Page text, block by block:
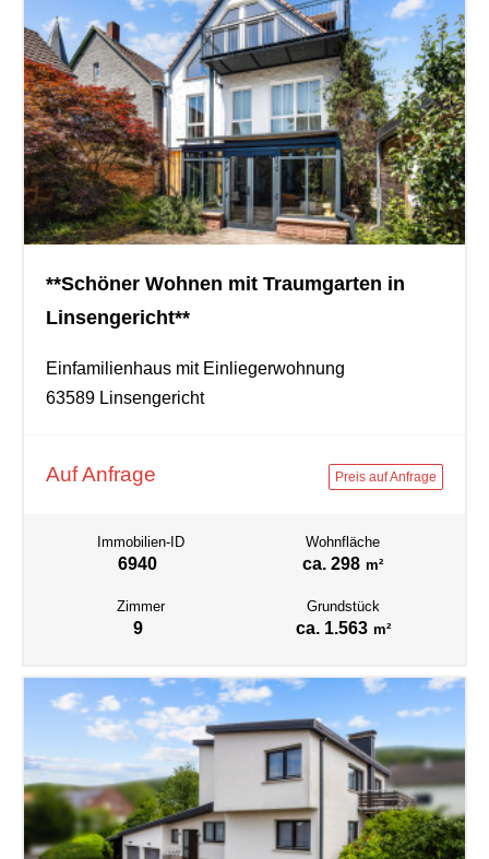
**Schöner Wohnen mit Traumgarten in
Linsengericht**
Einfamilienhaus mit Einliegerwohnung
63589 Linsengericht
Auf Anfrage Preis auf Anfrage
Immobilien-ID
6940
Wohnfläche
ca. 298 m²
Zimmer
9
Grundstück
ca. 1.563 m²